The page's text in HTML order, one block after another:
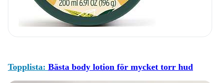
Topplista: Bästa body lotion för mycket torr hud